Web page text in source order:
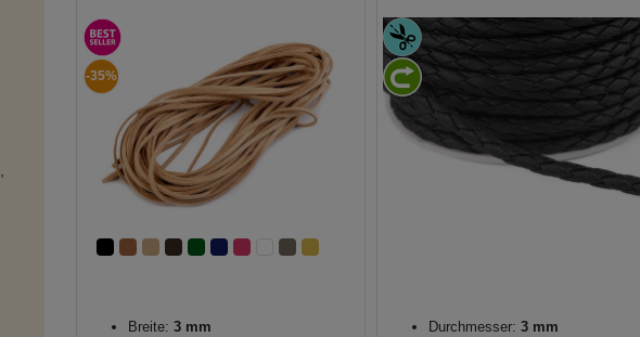
-35%
Breite: 3 mm
Durchmesser: 3 mm